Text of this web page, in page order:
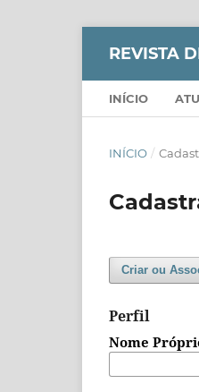
REVISTA
INÍCIO
INÍCIO /
Criar ou
Perfil
Nome